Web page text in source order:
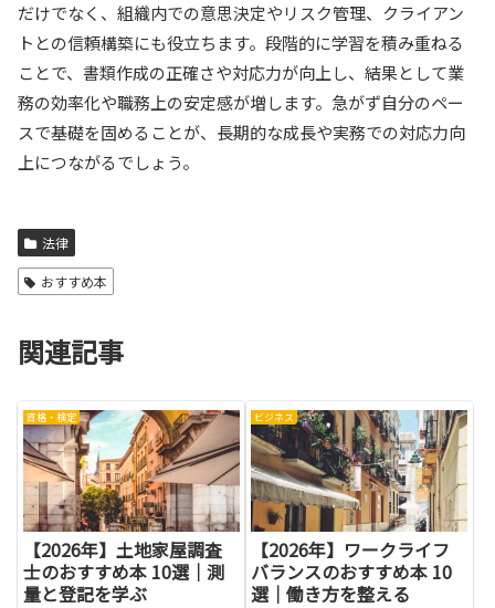
だけでなく、組織内での意思決定やリスク管理、クライアン
トとの信頼構築にも役立ちます。段階的に学習を積み重ねる
ことで、書類作成の正確さや対応力が向上し、結果として業
務の効率化や職務上の安定感が増します。急がず自分のペー
スで基礎を固めることが、長期的な成長や実務での対応力向
上につながるでしょう。
法律
おすすめ本
関連記事
資格・検定
【2026年】土地家屋調査
士のおすすめ本 10選｜測
量と登記を学ぶ
ビジネス
【2026年】ワークライフ
バランスのおすすめ本 10
選｜働き方を整える